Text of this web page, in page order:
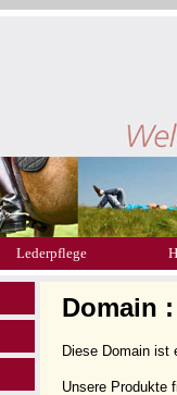
Lederpflege
Domain
Diese Domain ist
Unsere Produkte